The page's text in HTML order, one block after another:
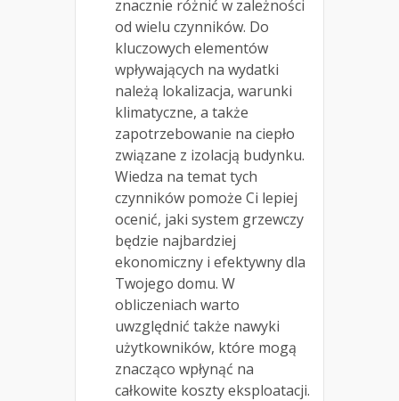
znacznie różnić w zależności
od wielu czynników. Do
kluczowych elementów
wpływających na wydatki
należą lokalizacja, warunki
klimatyczne, a także
zapotrzebowanie na ciepło
związane z izolacją budynku.
Wiedza na temat tych
czynników pomoże Ci lepiej
ocenić, jaki system grzewczy
będzie najbardziej
ekonomiczny i efektywny dla
Twojego domu. W
obliczeniach warto
uwzględnić także nawyki
użytkowników, które mogą
znacząco wpłynąć na
całkowite koszty eksploatacji.